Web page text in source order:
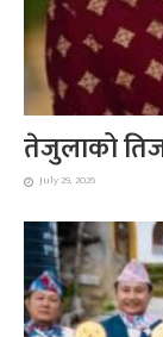
तेजुलाको तिज
July 29, 2026